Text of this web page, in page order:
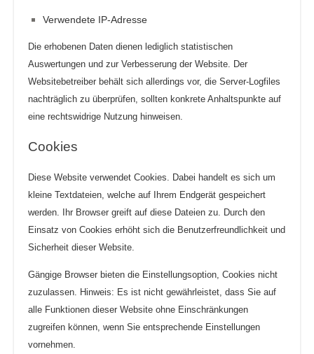
Verwendete IP-Adresse
Die erhobenen Daten dienen lediglich statistischen
Auswertungen und zur Verbesserung der Website. Der
Websitebetreiber behält sich allerdings vor, die Server-Logfiles
nachträglich zu überprüfen, sollten konkrete Anhaltspunkte auf
eine rechtswidrige Nutzung hinweisen.
Cookies
Diese Website verwendet Cookies. Dabei handelt es sich um
kleine Textdateien, welche auf Ihrem Endgerät gespeichert
werden. Ihr Browser greift auf diese Dateien zu. Durch den
Einsatz von Cookies erhöht sich die Benutzerfreundlichkeit und
Sicherheit dieser Website.
Gängige Browser bieten die Einstellungsoption, Cookies nicht
zuzulassen. Hinweis: Es ist nicht gewährleistet, dass Sie auf
alle Funktionen dieser Website ohne Einschränkungen
zugreifen können, wenn Sie entsprechende Einstellungen
vornehmen.